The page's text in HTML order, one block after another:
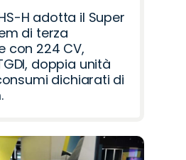
H adotta il Super
di terza
con 224 CV,
doppia unità
dichiarati di